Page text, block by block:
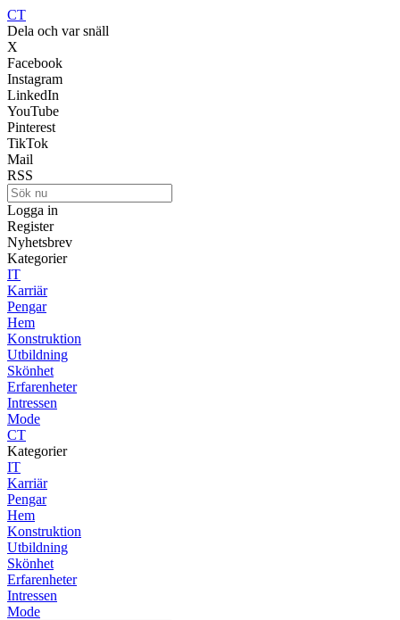
CT
Dela och var snäll
X
Facebook
Instagram
LinkedIn
YouTube
Pinterest
TikTok
Mail
RSS
Logga in
Register
Nyhetsbrev
Kategorier
IT
Karriär
Pengar
Hem
Konstruktion
Utbildning
Skönhet
Erfarenheter
Intressen
Mode
CT
Kategorier
IT
Karriär
Pengar
Hem
Konstruktion
Utbildning
Skönhet
Erfarenheter
Intressen
Mode